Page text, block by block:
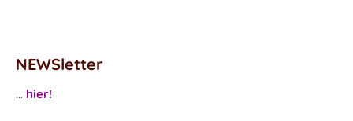
NEWSletter
... hier!